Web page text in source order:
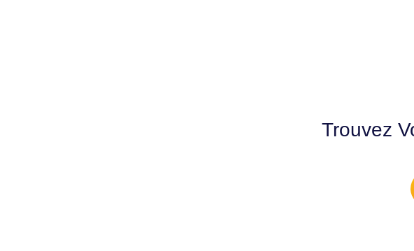
Trouvez